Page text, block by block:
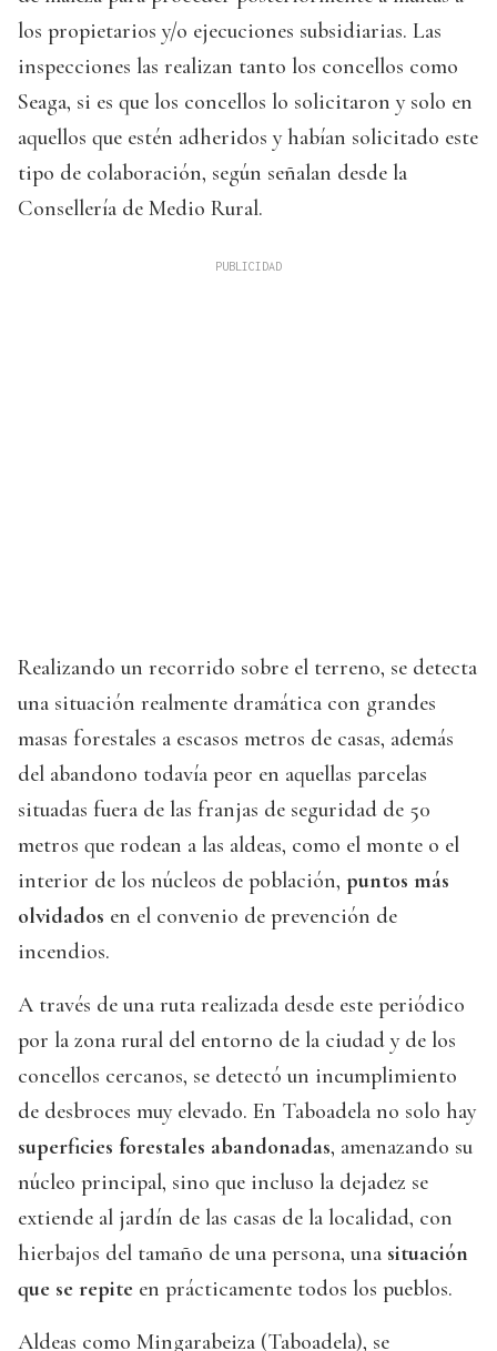
los propietarios y/o ejecuciones subsidiarias. Las
inspecciones las realizan tanto los concellos como
Seaga, si es que los concellos lo solicitaron y solo en
aquellos que estén adheridos y habían solicitado este
tipo de colaboración, según señalan desde la
Consellería de Medio Rural.
Realizando un recorrido sobre el terreno, se detecta
una situación realmente dramática con grandes
masas forestales a escasos metros de casas, además
del abandono todavía peor en aquellas parcelas
situadas fuera de las franjas de seguridad de 50
metros que rodean a las aldeas, como el monte o el
interior de los núcleos de población, puntos más
olvidados en el convenio de prevención de
incendios.
A través de una ruta realizada desde este periódico
por la zona rural del entorno de la ciudad y de los
concellos cercanos, se detectó un incumplimiento
de desbroces muy elevado. En Taboadela no solo hay
superficies forestales abandonadas, amenazando su
núcleo principal, sino que incluso la dejadez se
extiende al jardín de las casas de la localidad, con
hierbajos del tamaño de una persona, una situación
que se repite en prácticamente todos los pueblos.
Aldeas como Mingarabeiza (Taboadela), se